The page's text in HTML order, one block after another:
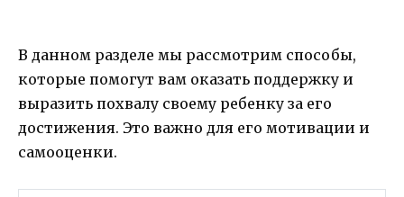
В данном разделе мы рассмотрим способы,
которые помогут вам оказать поддержку и
выразить похвалу своему ребенку за его
достижения. Это важно для его мотивации и
самооценки.